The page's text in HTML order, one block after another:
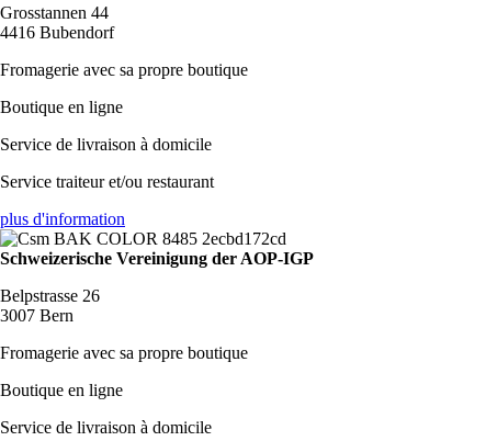
Grosstannen 44
4416 Bubendorf
Fromagerie avec sa propre boutique
Boutique en ligne
Service de livraison à domicile
Service traiteur et/ou restaurant
plus d'information
Schweizerische Vereinigung der AOP-IGP
Belpstrasse 26
3007 Bern
Fromagerie avec sa propre boutique
Boutique en ligne
Service de livraison à domicile